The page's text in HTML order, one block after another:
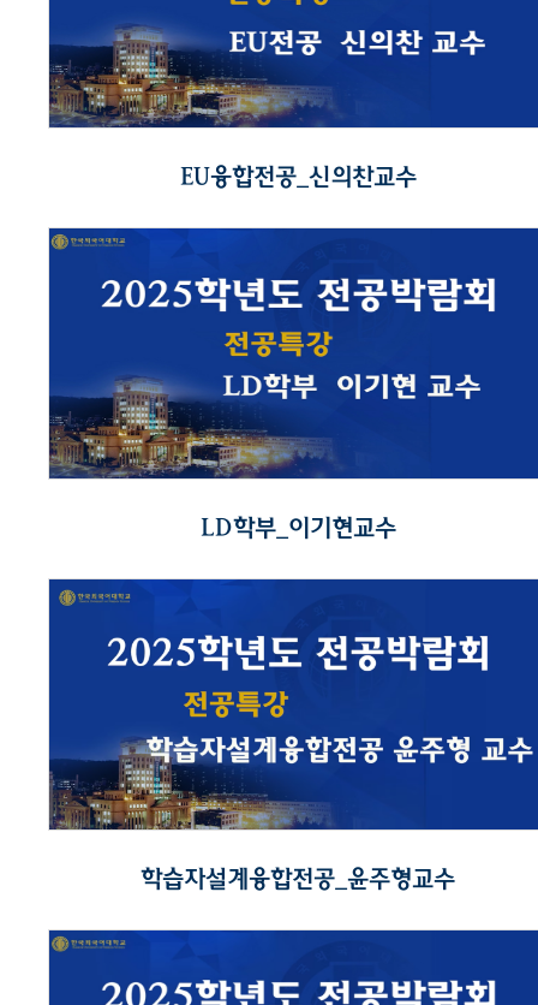
EU융합전공_신의찬교수
LD학부_이기현교수
학습자설계융합전공_윤주형교수